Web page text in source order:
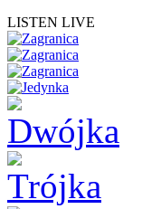
LISTEN LIVE